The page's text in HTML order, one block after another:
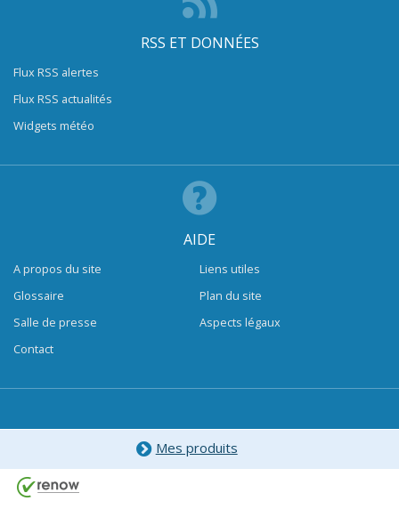
RSS ET DONNÉES
Flux RSS alertes
Flux RSS actualités
Widgets météo
AIDE
A propos du site
Glossaire
Salle de presse
Contact
Liens utiles
Plan du site
Aspects légaux
Mes produits